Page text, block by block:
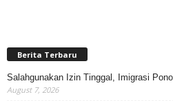
Berita Terbaru
Salahgunakan Izin Tinggal, Imigrasi
August 7, 2026